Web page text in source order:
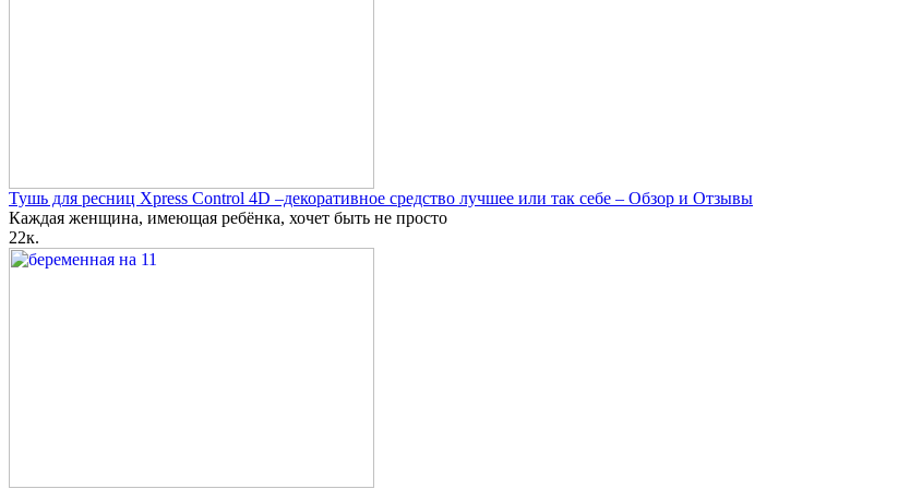
Тушь для ресниц Xpress Control 4D –декоративное средство лучшее или так себе – Обзор и Отзывы
Каждая женщина, имеющая ребёнка, хочет быть не просто
22к.